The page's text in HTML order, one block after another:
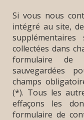
Si vous nous
intégré au site,
supplémentaires
collectées dans
formulaire de
sauvegardées
champs
(*). Tous les
effaçons les
formulaire de